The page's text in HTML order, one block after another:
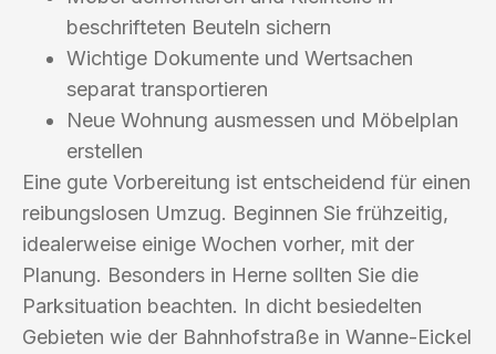
beschrifteten Beuteln sichern
Wichtige Dokumente und Wertsachen
separat transportieren
Neue Wohnung ausmessen und Möbelplan
erstellen
Eine gute Vorbereitung ist entscheidend für einen
reibungslosen Umzug. Beginnen Sie frühzeitig,
idealerweise einige Wochen vorher, mit der
Planung. Besonders in Herne sollten Sie die
Parksituation beachten. In dicht besiedelten
Gebieten wie der Bahnhofstraße in Wanne-Eickel